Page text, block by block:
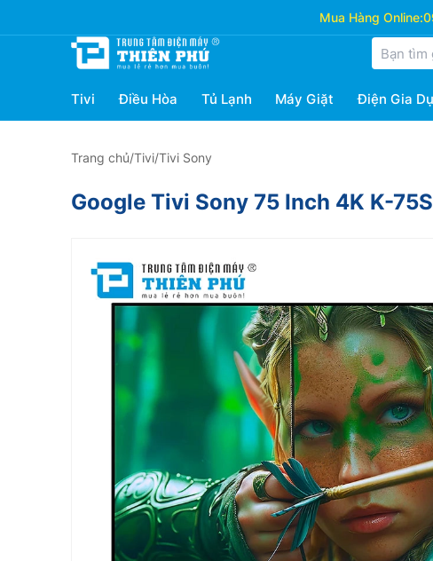
Mua Hàng Online:
Tivi Điều Hòa Tủ Lạnh Máy Giặt Điện Gia
Trang chủ/Tivi/Tivi Sony
Google Tivi Sony 75 Inch 4K K-